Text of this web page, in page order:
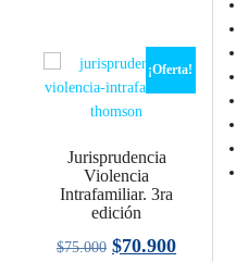
¡Oferta!
Jurisprudencia
Violencia
Intrafamiliar. 3ra
edición
$75.000 El
$70.900El